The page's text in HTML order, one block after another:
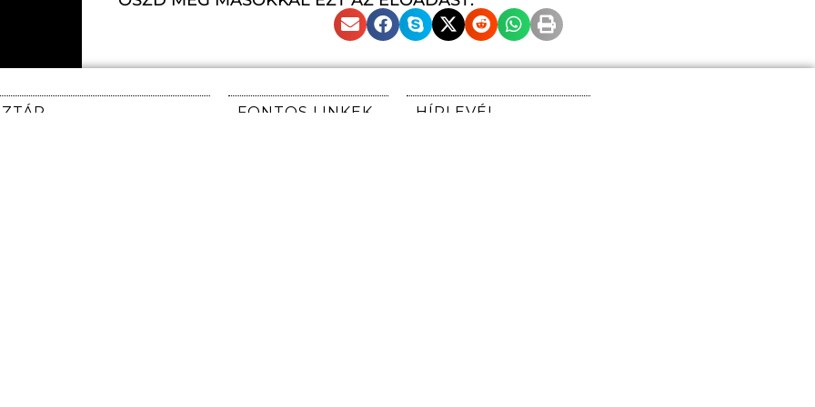
FONTOS LINKEK
HÍRLEVÉL